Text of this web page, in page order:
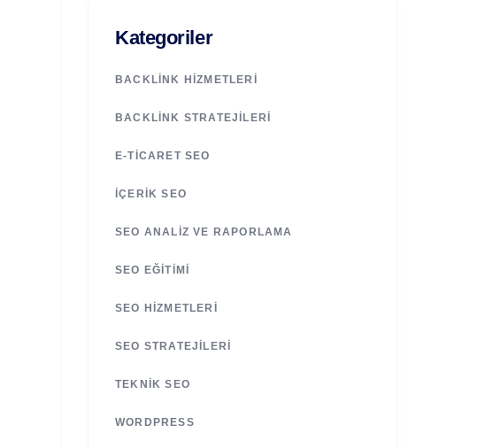
Kategoriler
BACKLINK HIZMETLERI
BACKLINK STRATEJILERI
E-TICARET SEO
İÇERIK SEO
SEO ANALIZ VE RAPORLAMA
SEO EĞITIMI
SEO HIZMETLERI
SEO STRATEJILERI
TEKNIK SEO
WORDPRESS